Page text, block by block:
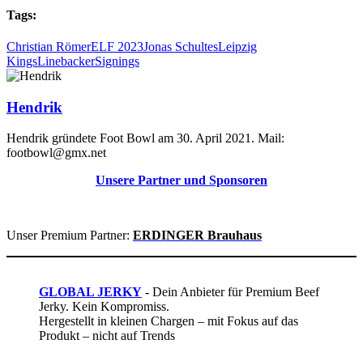
Tags:
Christian RömerELF 2023Jonas SchultesLeipzig
KingsLinebackerSignings
Hendrik
Hendrik gründete Foot Bowl am 30. April 2021. Mail:
footbowl@gmx.net
Unsere Partner und Sponsoren
Unser Premium Partner: ERDINGER Brauhaus
GLOBAL JERKY - Dein Anbieter für Premium Beef
Jerky. Kein Kompromiss.
Hergestellt in kleinen Chargen – mit Fokus auf das
Produkt – nicht auf Trends